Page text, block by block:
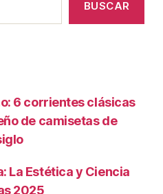
BUSCAR
6 corrientes clásicas
de camisetas de
La Estética y Ciencia
2025